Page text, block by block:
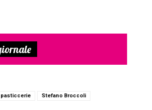
pasticcerie Stefano Broccoli